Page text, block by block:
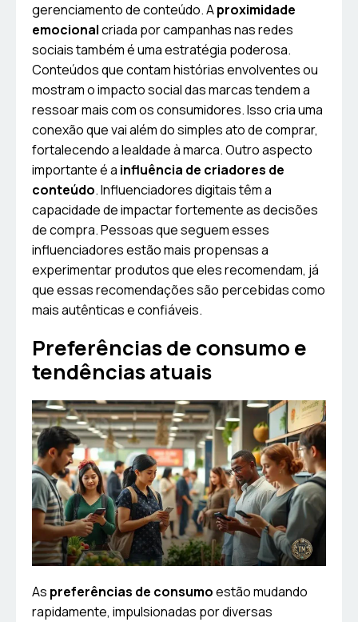
gerenciamento de conteúdo. Aproximidade
emocionalcriada por campanhas nas redes
sociais também é uma estratégia poderosa.
Conteúdos que contam histórias envolventes ou
mostram o impacto social das marcas tendem a
ressoar mais com os consumidores. Isso cria uma
conexão que vai além do simples ato de comprar,
fortalecendo a lealdade à marca. Outro aspecto
importante é a influência de criadores de
conteúdo. Influenciadores digitais têm a
capacidade de impactar fortemente as decisões
de compra. Pessoas que seguem esses
influenciadores estão mais propensas a
experimentar produtos que eles recomendam, já
que essas recomendações são percebidas como
mais autênticas e confiáveis.
Preferências de consumo e
tendências atuais
As preferências de consumoestão mudando
rapidamente, impulsionadas por diversas